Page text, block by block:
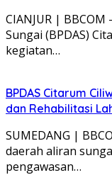
CIANJUR |
Sungai (BPDAS)
kegiatan…
BPDAS Citarum
dan Rehabilitasi
SUMEDANG |
daerah aliran
pengawasan…